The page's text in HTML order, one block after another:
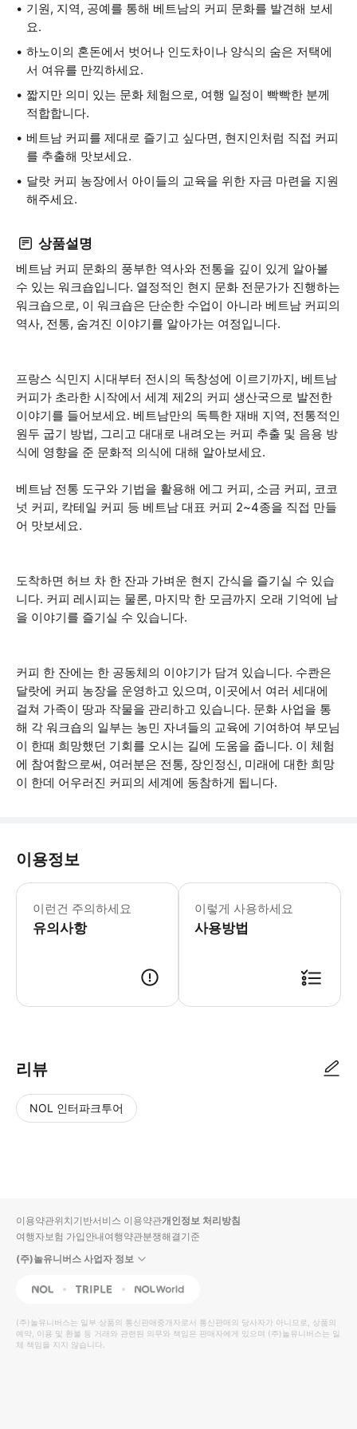
기원, 지역, 공예를 통해 베트남의 커피 문화를 발견해 보세
요.
하노이의 혼돈에서 벗어나 인도차이나 양식의 숨은 저택에
서 여유를 만끽하세요.
짧지만 의미 있는 문화 체험으로, 여행 일정이 빡빡한 분께
적합합니다.
베트남 커피를 제대로 즐기고 싶다면, 현지인처럼 직접 커피
를 추출해 맛보세요.
달랏 커피 농장에서 아이들의 교육을 위한 자금 마련을 지원
해주세요.
상품설명
베트남 커피 문화의 풍부한 역사와 전통을 깊이 있게 알아볼
수 있는 워크숍입니다. 열정적인 현지 문화 전문가가 진행하는
워크숍으로, 이 워크숍은 단순한 수업이 아니라 베트남 커피의
역사, 전통, 숨겨진 이야기를 알아가는 여정입니다.
프랑스 식민지 시대부터 전시의 독창성에 이르기까지, 베트남
커피가 초라한 시작에서 세계 제2의 커피 생산국으로 발전한
이야기를 들어보세요. 베트남만의 독특한 재배 지역, 전통적인
원두 굽기 방법, 그리고 대대로 내려오는 커피 추출 및 음용 방
식에 영향을 준 문화적 의식에 대해 알아보세요.
베트남 전통 도구와 기법을 활용해 에그 커피, 소금 커피, 코코
넛 커피, 칵테일 커피 등 베트남 대표 커피 2~4종을 직접 만들
어 맛보세요.
도착하면 허브 차 한 잔과 가벼운 현지 간식을 즐기실 수 있습
니다. 커피 레시피는 물론, 마지막 한 모금까지 오래 기억에 남
을 이야기를 즐기실 수 있습니다.
커피 한 잔에는 한 공동체의 이야기가 담겨 있습니다. 수콴은
달랏에 커피 농장을 운영하고 있으며, 이곳에서 여러 세대에
걸쳐 가족이 땅과 작물을 관리하고 있습니다. 문화 사업을 통
해 각 워크숍의 일부는 농민 자녀들의 교육에 기여하여 부모님
이 한때 희망했던 기회를 오시는 길에 도움을 줍니다. 이 체험
에 참여함으로써, 여러분은 전통, 장인정신, 미래에 대한 희망
이 한데 어우러진 커피의 세계에 동참하게 됩니다.
이용정보
이런건 주의하세요
유의사항
호기심으로 오시고, 카페인을 충전하
이렇게 사용하세요
사용방법
리뷰
NOL 인터파크투어
입니
다.
높
은
순
동
영
상
순
상
이용약관위치기반서비스 이용약관개인정보 처리방침
여행자보험 가입안내여행약관분쟁해결기준
(주)놀유니버스 사업자 정보
NOL Triple Interpark Global
(주)놀유니버스는 일부 상품의 통신판매중개자로서 통신판매의 당사자가 아니므로, 상품의
예약, 이용 및 환불 등 거래와 관련된 의무와 책임은 판매자에게 있으며 (주)놀유니버스는 일
체 책임을 지지 않습니다.